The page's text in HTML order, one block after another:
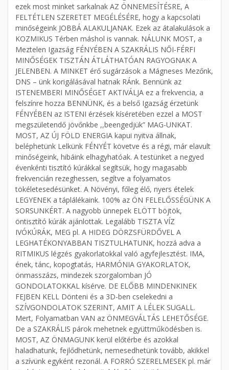
ezek most minket sarkalnak AZ ÖNNEMESÍTÉSRE, A
FELTÉTLEN SZERETET MEGÉLÉSÉRE, hogy a kapcsolati
minőségeink JOBBÁ ALAKULJANAK. Ezek az átalakulások a
KOZMIKUS Térben máshol is vannak. NÁLUNK MOST, a
Meztelen Igazság FÉNYÉBEN A SZAKRÁLIS NŐI-FÉRFI
MINŐSÉGEK TISZTÁN ÁTLÁTHATÓAN RAGYOGNAK A
JELENBEN. A MINKET érő sugárzások a Mágneses Mezőnk,
DNS – ünk korigálásával hatnak RÁnk. Bennünk az
ISTENEMBERI MINŐSÉGET AKTIVÁLJA ez a frekvencia, a
felszínre hozza BENNÜNK, és a belső Igazság érzetünk
FÉNYÉBEN az ISTENI érzések kíséretében ezzel a MOST
megszületendő jövőnkbe ,,beengedjük” MAG-UNKAT.
MOST, AZ ÚJ FÖLD ENERGIA kapui nyitva állnak,
beléphetünk Lelkünk FÉNYÉT követve és a régi, már elavult
minőségeink, hibáink elhagyhatóak. A testünket a negyed
évenkénti tisztító kúrákkal segítsük, hogy magasabb
frekvencián rezeghessen, segítve a folyamatos
tökéletesedésünket. A Növényi, főleg élő, nyers ételek
LEGYENEK a táplálékaink. 100% az ÖN FELELŐSSÉGÜNK A
SORSUNKÉRT. A nagyobb ünnepek ELÖTT böjtök,
öntisztító kúrák ajánlottak. Legalább TISZTA VÍZ
IVÓKÚRÁK, MEG pl. A HIDEG DÖRZSFÜRDŐVEL A
LEGHATÉKONYABBAN TISZTULHATUNK, hozzá adva a
RITMIKUS légzés gyakorlatokkal való agyfejlesztést. IMA,
ének, tánc, kopogtatás, HARMÓNIA GYAKORLATOK,
önmasszázs, mindezek szorgalomban JÓ
GONDOLATOKKAL kísérve. DE ELŐBB MINDENKINEK
FEJBEN KELL Dönteni és a 3D-ben cselekedni a
SZÍVGONDOLATOK SZERINT, AMIT A LÉLEK SUGALL.
Mert, Folyamatban VAN az ÖNMEGVÁLTÁS LEHETŐSÉGE.
De a SZAKRÁLIS párok mehetnek együttműködésben is.
MOST, AZ ÖNMAGUNK kerül előtérbe és azokkal
haladhatunk, fejlődhetünk, nemesedhetünk tovább, akikkel
a szívünk egyként rezonál. A FORRÓ SZERELMESEK pl. már